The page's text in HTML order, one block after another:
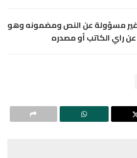
مسؤولة عن النص ومضمونه وهو
عن راي الكاتب أو مصدره